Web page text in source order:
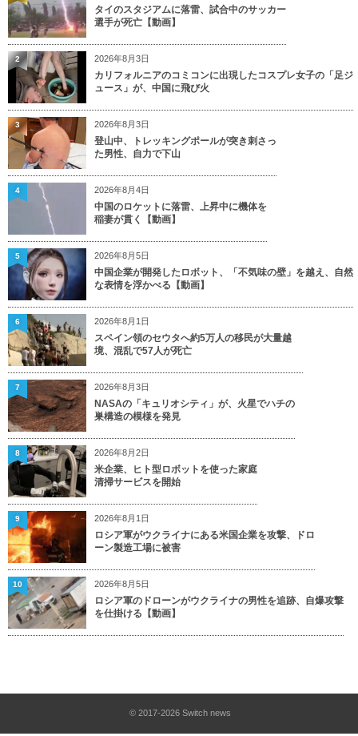
タイのスタジアムに落雷、試合中のサッカー
選手が死亡【動画】
2026年8月3日
カリフォルニアのコミコンに出現したコスプレ女子の「足ジ
ュース」が、中国に飛び火
2
2026年8月3日
登山中、トレッキングポールが突き刺さっ
た男性、自力で下山
3
2026年8月4日
中国のロケットに落雷、上昇中に機体を
稲妻が貫く【動画】
4
2026年8月5日
中国企業が開発したロボット、「不気味の壁」を越え、自然
な表情を浮かべる【動画】
5
2026年8月1日
スペイン領のセウタへ約5万人の移民が大量越
境、混乱で57人が死亡
6
2026年8月3日
NASAの「キュリオシティ」が、火星でハチの
巣構造の模様を発見
7
2026年8月2日
米企業、ヒト型ロボットを使った家庭
清掃サービスを開始
8
2026年8月1日
ロシア軍がウクライナにある米国企業を攻撃、ドロ
ーン製造工場に被害
9
2026年8月5日
ロシア軍のドローンがウクライナの男性を追跡、自爆攻撃
を仕掛ける【動画】
10
© 2017-2026Switch news